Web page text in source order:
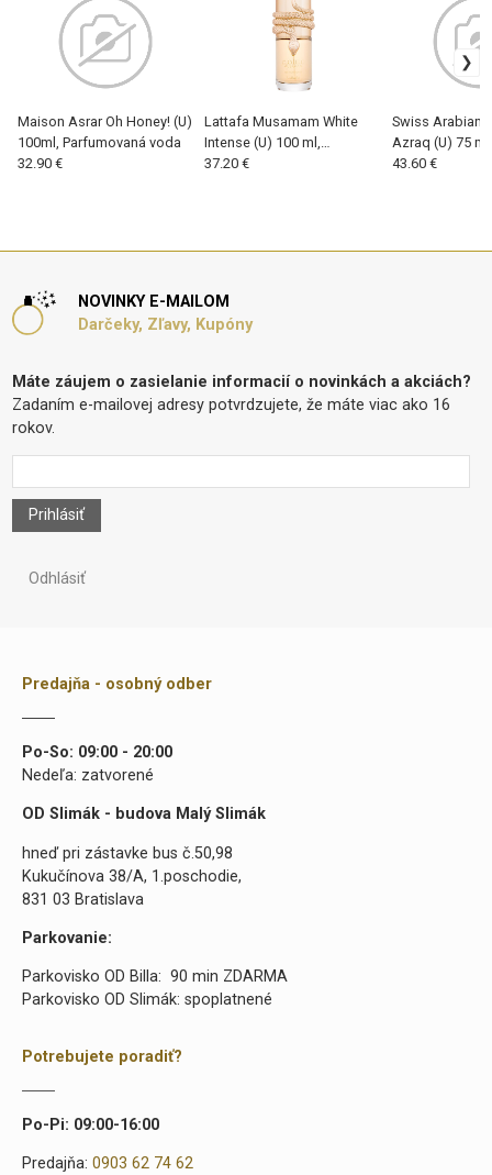
Maison Asrar Oh Honey! (U)
100ml, Parfumovaná voda
32.90 €
Lattafa Musamam White
Intense (U) 100 ml,
Parfumovaná voda
37.20 €
Swiss Arabian
Azraq (U) 75 ml,
Parfumovaná
43.60 €
NOVINKY E-MAILOM
Darčeky, Zľavy, Kupóny
Máte záujem o zasielanie informacií o novinkách a akciách?
Zadaním e-mailovej adresy potvrdzujete, že máte viac ako 16
rokov.
Prihlásiť
Odhlásiť
Predajňa - osobný odber
Po-So: 09:00 - 20:00
Nedeľa: zatvorené
OD Slimák - budova Malý Slimák
hneď pri zástavke bus č.50,98
Kukučínova 38/A, 1.poschodie,
831 03 Bratislava
Parkovanie:
Parkovisko OD Billa: 90 min ZDARMA
Parkovisko OD Slimák: spoplatnené
Potrebujete poradiť?
Po-Pi: 09:00-16:00
Predajňa: 0903 62 74 62